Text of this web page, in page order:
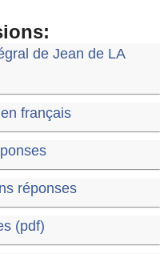
de Jean de LA
français
réponses
(pdf)